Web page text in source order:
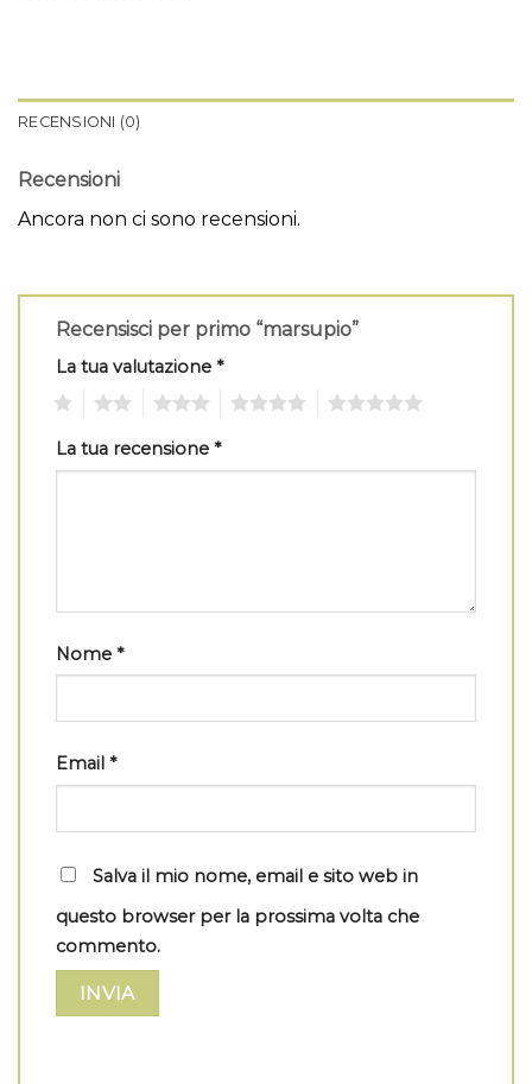
RECENSIONI (0)
Recensioni
Ancora non ci sono recensioni.
Recensisci per primo “marsupio”
La tua valutazione *
La tua recensione *
Nome *
Email *
Salva il mio nome, email e sito web in
questo browser per la prossima volta che
commento.